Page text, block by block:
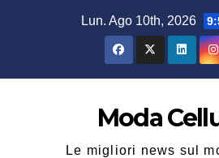
Lun. Ago 10th, 2026
Moda
Le migliori news sul